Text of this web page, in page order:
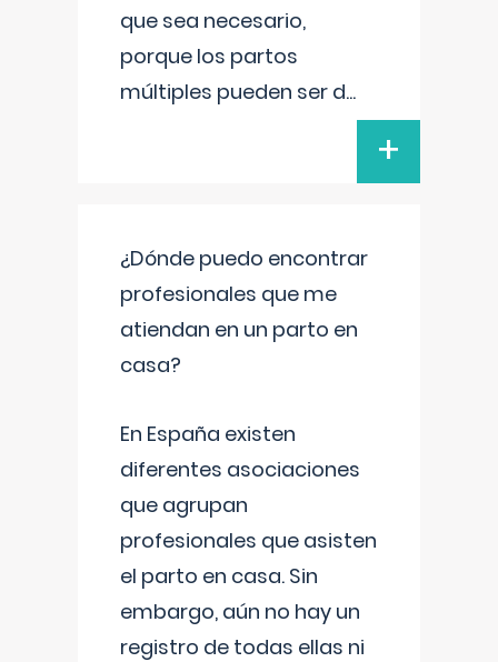
que sea necesario,
porque los partos
múltiples pueden ser d...
+
¿Dónde puedo encontrar
profesionales que me
atiendan en un parto en
casa?
En España existen
diferentes asociaciones
que agrupan
profesionales que asisten
el parto en casa. Sin
embargo, aún no hay un
registro de todas ellas ni